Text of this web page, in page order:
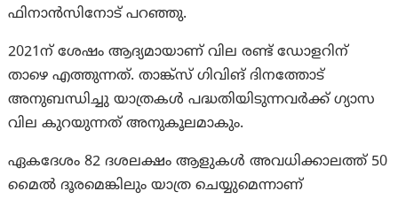
ഫിനാൻസിനോട് പറഞ്ഞു.
2021ന് ശേഷം ആദ്യമായാണ് വില രണ്ട് ഡോളറിന്
താഴെ എത്തുന്നത്. താങ്ക്സ് ഗിവിങ് ദിനത്തോട്
അനുബന്ധിച്ചു യാത്രകൾ പദ്ധതിയിടുന്നവർക്ക് ഗ്യാസ
വില കുറയുന്നത് അനുകൂലമാകും.
ഏകദേശം 82 ദശലക്ഷം ആളുകൾ അവധിക്കാലത്ത് 50
മൈൽ ദൂരമെങ്കിലും യാത്ര ചെയ്യുമെന്നാണ്